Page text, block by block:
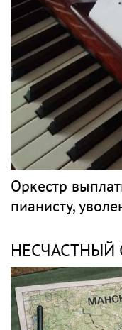
Оркестр
пианисту,
НЕСЧАСТНЫЙ